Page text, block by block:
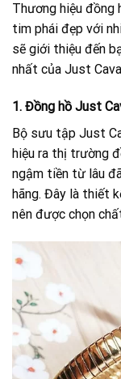
Thương hiệu đồng
tim phái đẹp với
sẽ giới thiệu đến
nhất của Just
1. Đồng hồ Just
Bộ sưu tập Just
hiệu ra thị trường
ngậm tiền từ lâu
hãng. Đây là thiết
nên được chọn